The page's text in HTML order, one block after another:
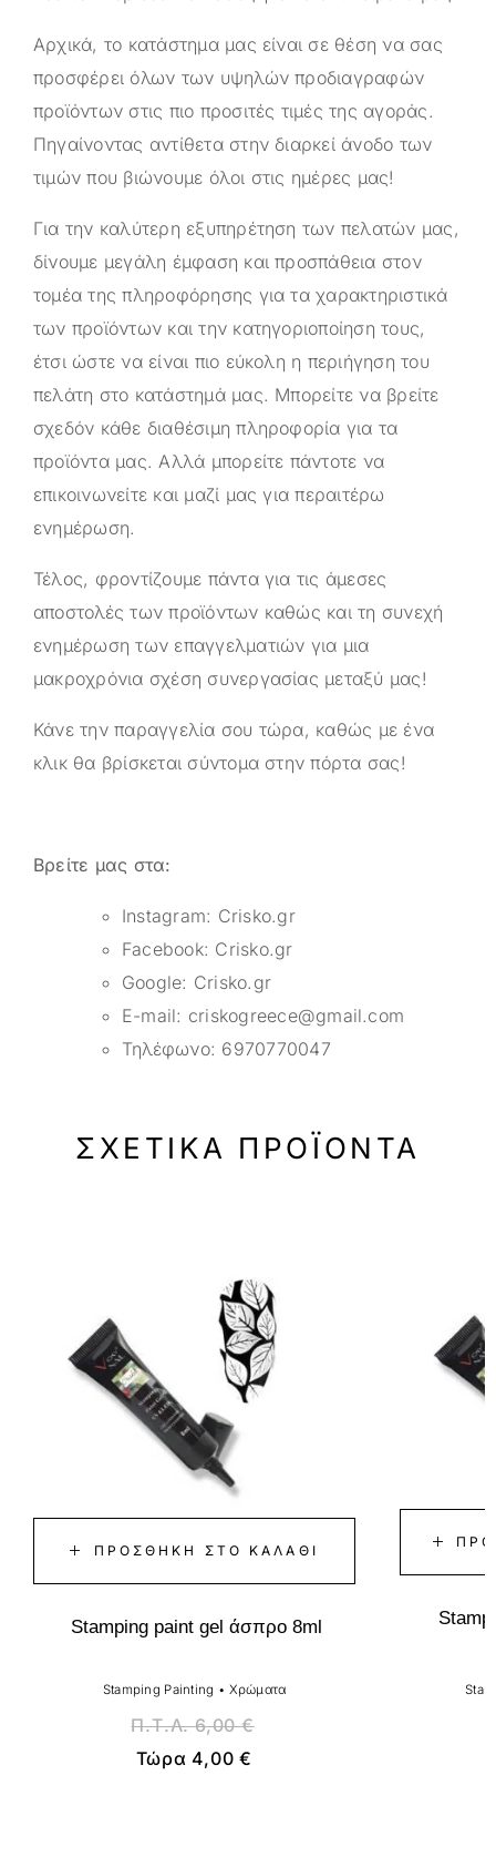
Αρχικά, το κατάστημα μας είναι σε θέση να σας
προσφέρει όλων των υψηλών προδιαγραφών
προϊόντων στις πιο προσιτές τιμές της αγοράς.
Πηγαίνοντας αντίθετα στην διαρκεί άνοδο των
τιμών που βιώνουμε όλοι στις ημέρες μας!
Για την καλύτερη εξυπηρέτηση των πελατών μας,
δίνουμε μεγάλη έμφαση και προσπάθεια στον
τομέα της πληροφόρησης για τα χαρακτηριστικά
των προϊόντων και την κατηγοριοποίηση τους,
έτσι ώστε να είναι πιο εύκολη η περιήγηση του
πελάτη στο κατάστημά μας. Μπορείτε να βρείτε
σχεδόν κάθε διαθέσιμη πληροφορία για τα
προϊόντα μας. Αλλά μπορείτε πάντοτε να
επικοινωνείτε και μαζί μας για περαιτέρω
ενημέρωση.
Τέλος, φροντίζουμε πάντα για τις άμεσες
αποστολές των προϊόντων καθώς και τη συνεχή
ενημέρωση των επαγγελματιών για μια
μακροχρόνια σχέση συνεργασίας μεταξύ μας!
Κάνε την παραγγελία σου τώρα, καθώς με ένα
κλικ θα βρίσκεται σύντομα στην πόρτα σας!
Βρείτε μας στα:
Instagram: Crisko.gr
Facebook: Crisko.gr
Google: Crisko.gr
E-mail: criskogreece@gmail.com
Τηλέφωνο: 6970770047
ΣΧΕΤΙΚΆ ΠΡΟΪΌΝΤΑ
ΠΡΟΣΘΉΚΗ ΣΤΟ ΚΑΛΆΘΙ
Stamping paint gel άσπρο 8ml
Stamping Painting • Χρώματα
Π.Τ.Λ.6,00€
Τώρα 4,00€